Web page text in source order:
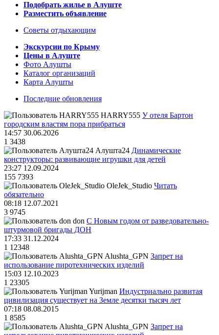
Подобрать жилье в Алуште
Разместить объявление
Советы отдыхающим
Экскурсии по Крыму
Цены в Алуште
Фото Алушты
Каталог организаций
Карта Алушты
Последние обновления
HARRY555 У отеля Бартон
городским властям пора прибраться
14:57 30.06.2026
1 3438
Алушта24 Динамические
конструкторы: развивающие игрушки для детей
23:27 12.09.2024
155 7393
OleJek_Studio Читать
обязательно
08:18 12.07.2021
3 9745
don С Новым годом от разведовательно-
штурмовой бригады ДОН
17:33 31.12.2024
1 12348
Alushta_GPN Запрет на
использование пиротехнических изделий
15:03 12.10.2023
1 23305
Yurijman Индустриально развитая
цивилизация существует на Земле десятки тысяч лет
07:18 08.08.2015
1 8585
Alushta_GPN Запрет на